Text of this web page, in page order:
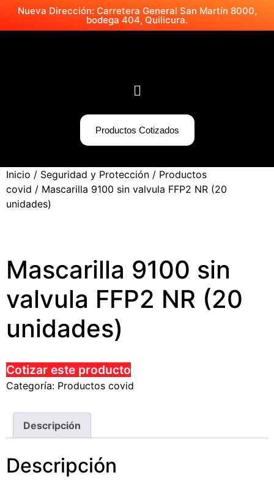
Nueva Dirección: Carretera General San Martín 8000,
bodega 404, Quilicura.
Productos Cotizados
Inicio / Seguridad y Protección / Productos
covid / Mascarilla 9100 sin valvula FFP2 NR (20
unidades)
Mascarilla 9100 sin
valvula FFP2 NR (20
unidades)
Cotizar este producto
Categoría: Productos covid
Descripción
Descripción